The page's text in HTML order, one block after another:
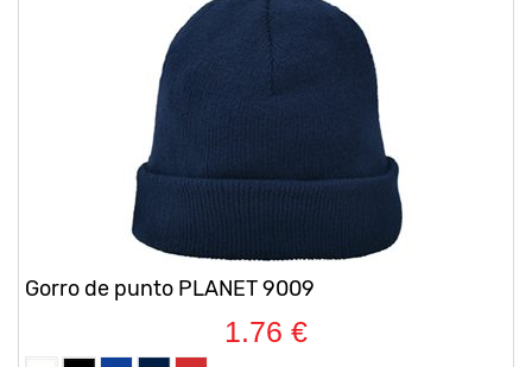
Gorro de punto PLANET 9009
1.76 €